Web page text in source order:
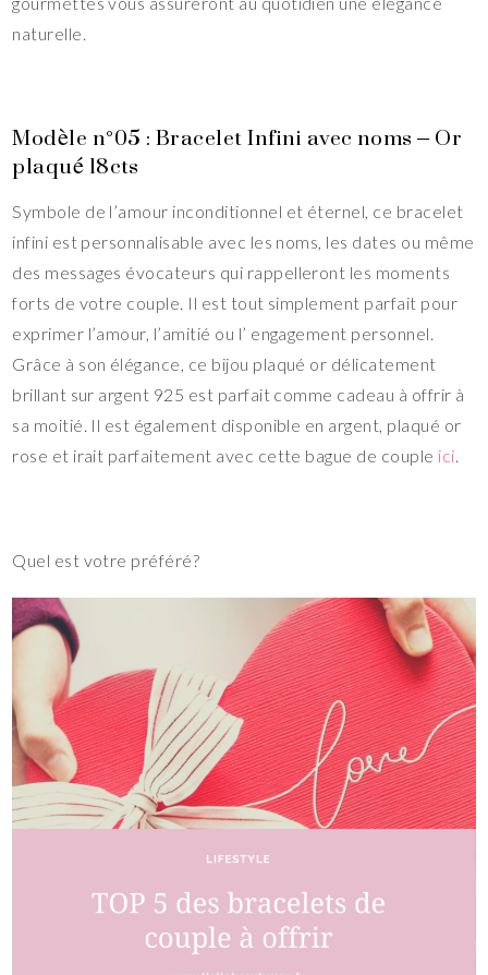
naturelle.
Modèle n°05 : Bracelet Infini avec noms – Or
plaqué 18cts
Symbole de l’amour inconditionnel et éternel, ce bracelet
infini est personnalisable avec les noms, les dates ou même
des messages évocateurs qui rappelleront les moments
forts de votre couple. Il est tout simplement parfait pour
exprimer l’amour, l’amitié ou l’ engagement personnel.
Grâce à son élégance, ce bijou plaqué or délicatement
brillant sur argent 925 est parfait comme cadeau à offrir à
sa moitié. Il est également disponible en argent, plaqué or
rose et irait parfaitement avec cette bague de couple ici.
Quel est votre préféré?